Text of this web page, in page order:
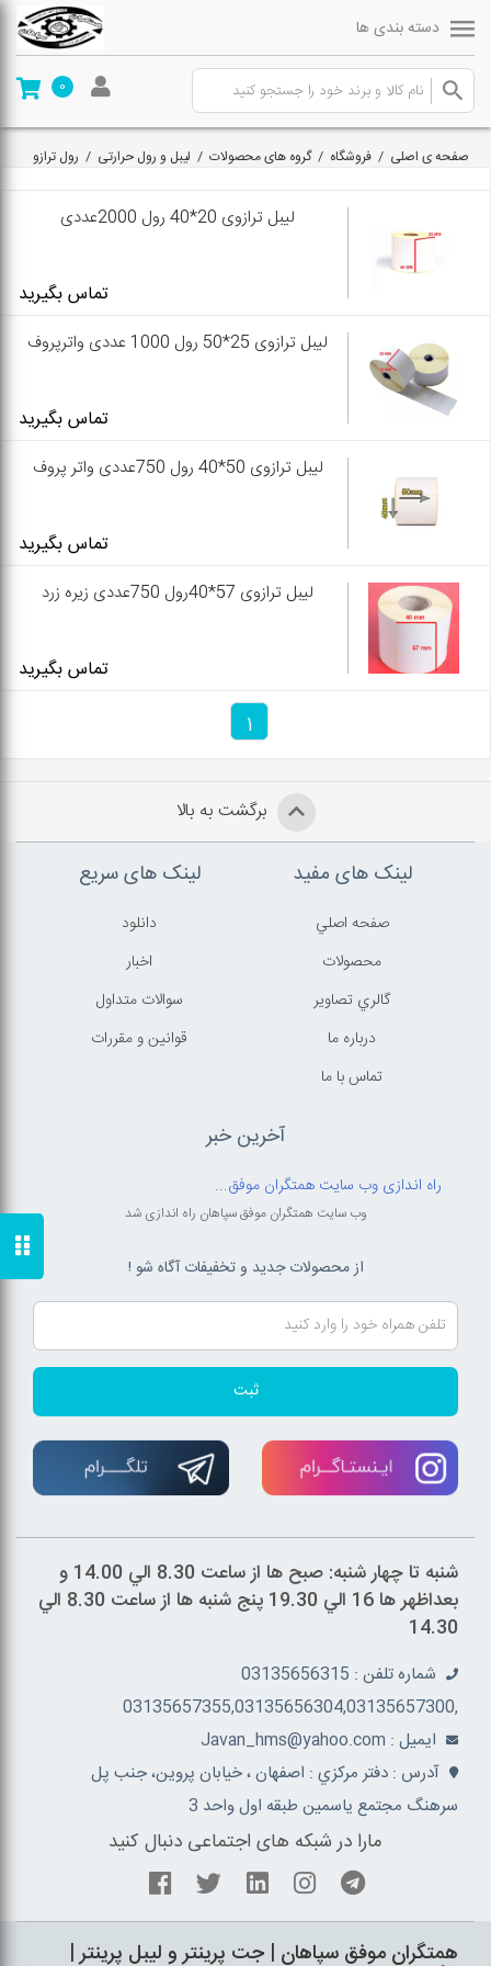
دسته بندی ها
0
صفحه ی اصلی / فروشگاه /گروه های محصولات / لیبل و رول حرارتی / رول ترازو
لیبل ترازوی 20*40 رول 2000عددی
تماس بگیرید
لیبل ترازوی 25*50 رول 1000 عددی واترپروف
تماس بگیرید
لیبل ترازوی 50*40 رول 750عددی واتر پروف
تماس بگیرید
لیبل ترازوی 57*40رول 750عددی زیره زرد
تماس بگیرید
1
برگشت به بالا
لینک های مفید
صفحه اصلي
محصولات
گالري تصاوير
درباره ما
تماس با ما
لینک های سریع
دانلود
اخبار
سوالات متداول
قوانين و مقررات
آخرین خبر
راه اندازی وب سایت همتگران موفق...
وب سایت همتگران موفق سپاهان راه اندازی شد
از محصولات جدید و تخفیفات آگاه شو !
ثبت
شنبه تا چهار شنبه: صبح ها از ساعت 8.30 الي 14.00 و
بعداظهر ها 16 الي 19.30 پنج شنبه ها از ساعت 8.30 الي
14.30
شماره تلفن : 03135656315
,03135657355,03135656304,03135657300
ايميل : Javan_hms@yahoo.com
آدرس : دفتر مرکزي : اصفهان ، خيابان پروين، جنب پل
سرهنگ مجتمع ياسمين طبقه اول واحد 3
مارا در شبکه های اجتماعی دنبال کنید
همتگران موفق سپاهان | جت پرينتر و ليبل پرينتر |